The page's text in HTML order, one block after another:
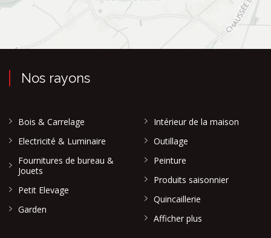
Nos rayons
Bois & Carrelage
Electricité & Luminaire
Fournitures de bureau &
Jouets
Petit Elevage
Garden
Intérieur de la maison
Outillage
Peinture
Produits saisonnier
Quincaillerie
Afficher plus